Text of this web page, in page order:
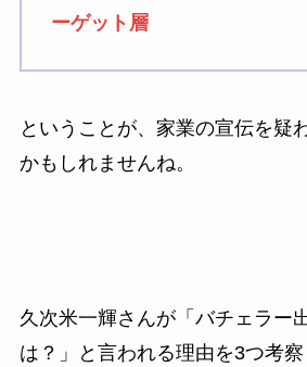
ーゲット層
ということが、家業の宣伝を疑
かもしれませんね。
久次米一輝さんが「バチェラー
は？」と言われる理由を3つ考